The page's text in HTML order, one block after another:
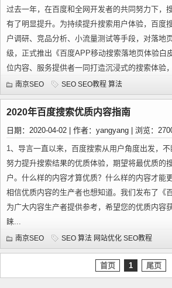
过去一年，在百度和全网开发者的共同努力下，
有了明显提升。为持续提升搜索用户体验，百度
户调研、竞品分析、小流量测试等手段，对落地
级，正式推出《百度APP移动搜索落地页体验白
位内容、服务提供者一同打造沉浸式的搜索体验
南京SEO SEO SEO教程 算法
2020年百度搜索优质内容指南
日期：2020-04-02 | 作者：yangyang | 浏览：
1、导言一直以来，百度搜索从用户角度出发，不
努力提升搜索结果的优质体验，期望将最优质的
户。什么样的内容才算优质？什么样的内容才能
相信优质内容的生产者也想知道。我们发布了《
为广大内容生产者提供参考，希望您的优质内容
睐...
南京SEO SEO 算法 网站优化 SEO教程
首页 1 尾页